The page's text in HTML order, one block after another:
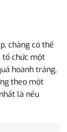
chàng có thể
tổ chức một
hoành tráng,
theo một
là nếu